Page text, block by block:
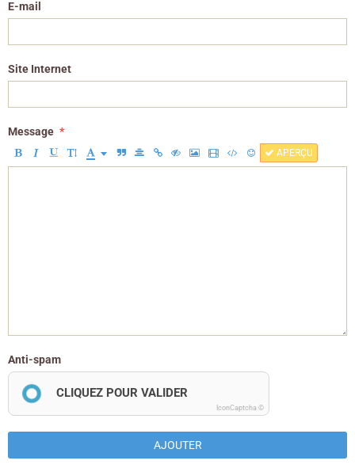
E-mail
Site Internet
Message
APERÇU
Anti-spam
CLIQUEZ POUR VALIDER
IconCaptcha ©
AJOUTER